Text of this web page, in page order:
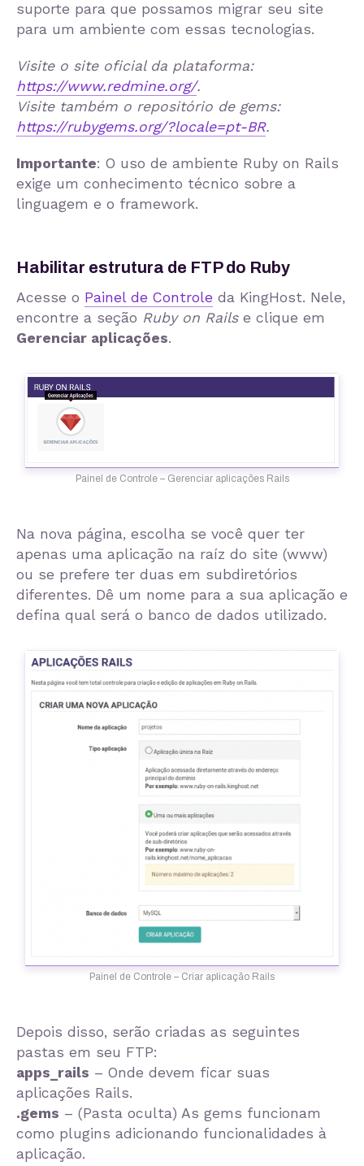
suporte para que possamos migrar seu site
para um ambiente com essas tecnologias.
Visite o site oficial da plataforma:
https://www.redmine.org/.
Visite também o repositório de gems:
https://rubygems.org/?locale=pt-BR.
Importante: O uso de ambiente Ruby on Rails
exige um conhecimento técnico sobre a
linguagem e o framework.
Habilitar estrutura de FTP do Ruby
Acesse o Painel de Controle da KingHost. Nele,
encontre a seção Ruby on Railse clique em
Gerenciar aplicações.
Painel de Controle – Gerenciar aplicações Rails
Na nova página, escolha se você quer ter
apenas uma aplicação na raíz do site (www)
ou se prefere ter duas em subdiretórios
diferentes. Dê um nome para a sua aplicação e
defina qual será o banco de dados utilizado.
Painel de Controle – Criar aplicação Rails
Depois disso, serão criadas as seguintes
pastas em seu FTP:
apps_rails – Onde devem ficar suas
aplicações Rails.
.gems – (Pasta oculta) As gems funcionam
como plugins adicionando funcionalidades à
aplicação.